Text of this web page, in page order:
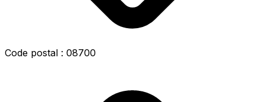
Code postal : 08700